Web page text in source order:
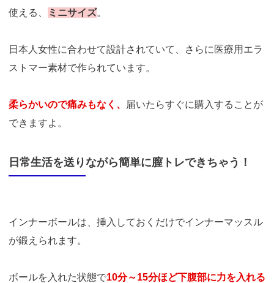
使える、
ミニサイズ。
日本人女性に合わせて設計されていて、さらに医療用エラ
ストマー素材で作られています。
柔らかいので痛みもなく、
届いたらすぐに購入することが
できますよ。
日常生活を送りながら簡単に膣トレできちゃう！
インナーボールは、挿入しておくだけでインナーマッスル
が鍛えられます。
ボールを入れた状態で10分～15分ほど下腹部に力を入れる